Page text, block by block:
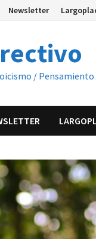
Newsletter
/